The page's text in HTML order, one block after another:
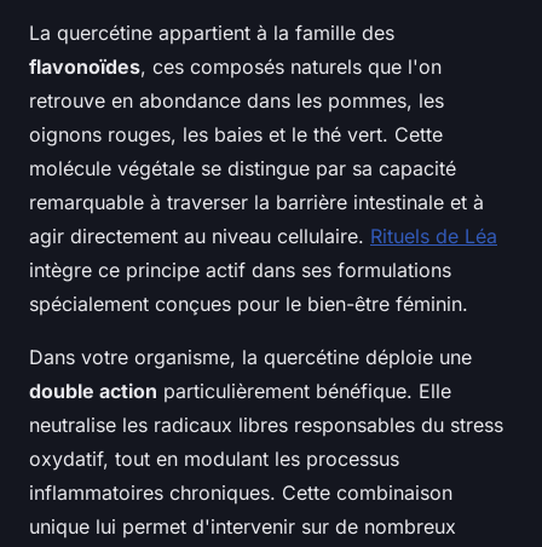
La quercétine appartient à la famille des
flavonoïdes, ces composés naturels que l'on
retrouve en abondance dans les pommes, les
oignons rouges, les baies et le thé vert. Cette
molécule végétale se distingue par sa capacité
remarquable à traverser la barrière intestinale et à
agir directement au niveau cellulaire. Rituels de Léa
intègre ce principe actif dans ses formulations
spécialement conçues pour le bien-être féminin.
Dans votre organisme, la quercétine déploie une
double action particulièrement bénéfique. Elle
neutralise les radicaux libres responsables du stress
oxydatif, tout en modulant les processus
inflammatoires chroniques. Cette combinaison
unique lui permet d'intervenir sur de nombreux